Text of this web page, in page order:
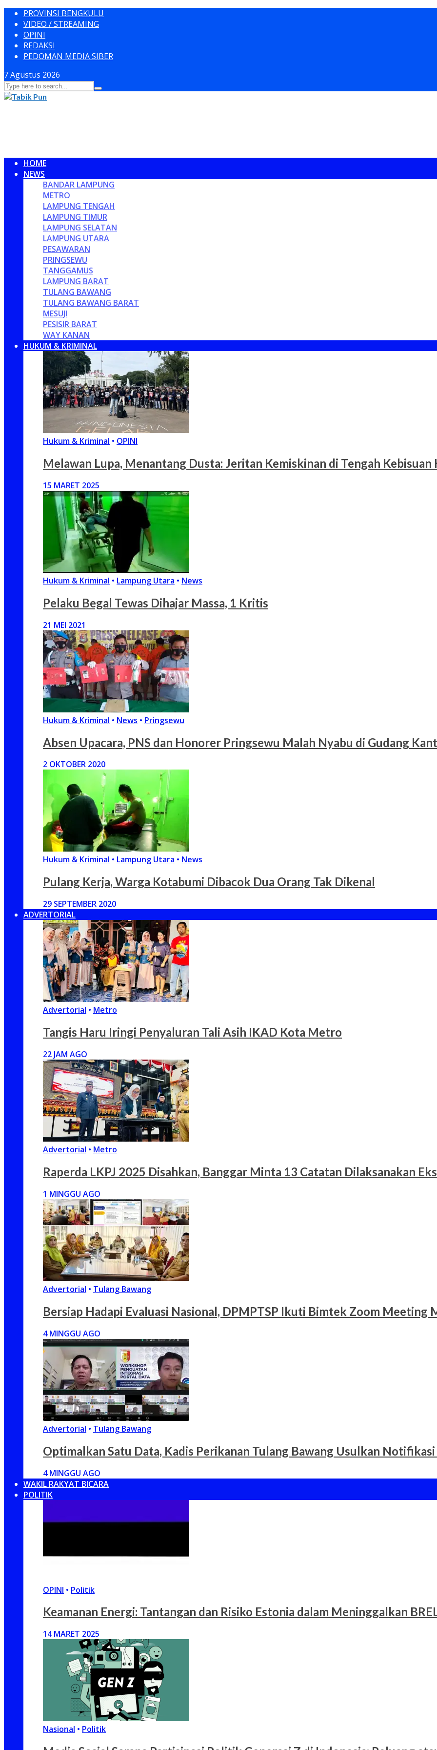
PROVINSI BENGKULU
VIDEO / STREAMING
OPINI
REDAKSI
PEDOMAN MEDIA SIBER
7 Agustus 2026
HOME
NEWS
BANDAR LAMPUNG
METRO
LAMPUNG TENGAH
LAMPUNG TIMUR
LAMPUNG SELATAN
LAMPUNG UTARA
PESAWARAN
PRINGSEWU
TANGGAMUS
LAMPUNG BARAT
TULANG BAWANG
TULANG BAWANG BARAT
MESUJI
PESISIR BARAT
WAY KANAN
HUKUM & KRIMINAL
Hukum & Kriminal • OPINI
Melawan Lupa, Menantang Dusta: Jeritan Kemiskinan di Tengah Kebisuan
15 MARET 2025
Hukum & Kriminal • Lampung Utara • News
Pelaku Begal Tewas Dihajar Massa, 1 Kritis
21 MEI 2021
Hukum & Kriminal • News • Pringsewu
Absen Upacara, PNS dan Honorer Pringsewu Malah Nyabu di Gudang
2 OKTOBER 2020
Hukum & Kriminal • Lampung Utara • News
Pulang Kerja, Warga Kotabumi Dibacok Dua Orang Tak Dikenal
29 SEPTEMBER 2020
ADVERTORIAL
Advertorial • Metro
Tangis Haru Iringi Penyaluran Tali Asih IKAD Kota Metro
22 JAM AGO
Advertorial • Metro
Raperda LKPJ 2025 Disahkan, Banggar Minta 13 Catatan Dilaksanakan
1 MINGGU AGO
Advertorial • Tulang Bawang
Bersiap Hadapi Evaluasi Nasional, DPMPTSP Ikuti Bimtek Zoom Meeting
4 MINGGU AGO
Advertorial • Tulang Bawang
Optimalkan Satu Data, Kadis Perikanan Tulang Bawang Usulkan Notifikasi
4 MINGGU AGO
WAKIL RAKYAT BICARA
POLITIK
OPINI • Politik
Keamanan Energi: Tantangan dan Risiko Estonia dalam Meninggalkan
14 MARET 2025
Nasional • Politik